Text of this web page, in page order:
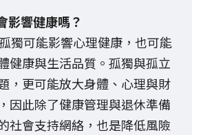
影響健康嗎？
獨可能影響心理健康，也可能
健康與生活品質。孤獨與孤立
，更可能放大身體、心理與財
因此除了健康管理與退休準備
社會支持網絡，也是降低風險